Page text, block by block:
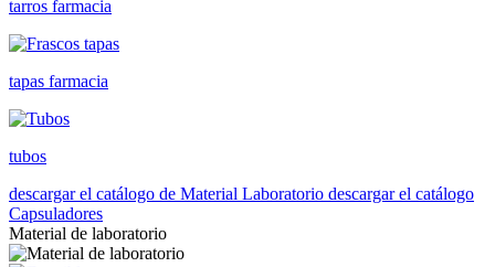
tarros farmacia
tapas farmacia
tubos
descargar el catálogo de Material Laboratorio descargar el catálogo
Capsuladores
Material de laboratorio